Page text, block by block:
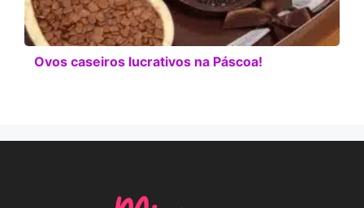
Ovos caseiros lucrativos na Páscoa!